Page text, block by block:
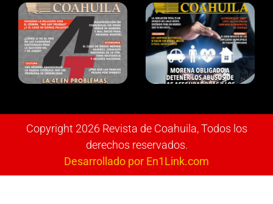
Copyright 2026 Revista de Coahuila, Todos los
derechos reservados.
Desarrollado por En1Link.com